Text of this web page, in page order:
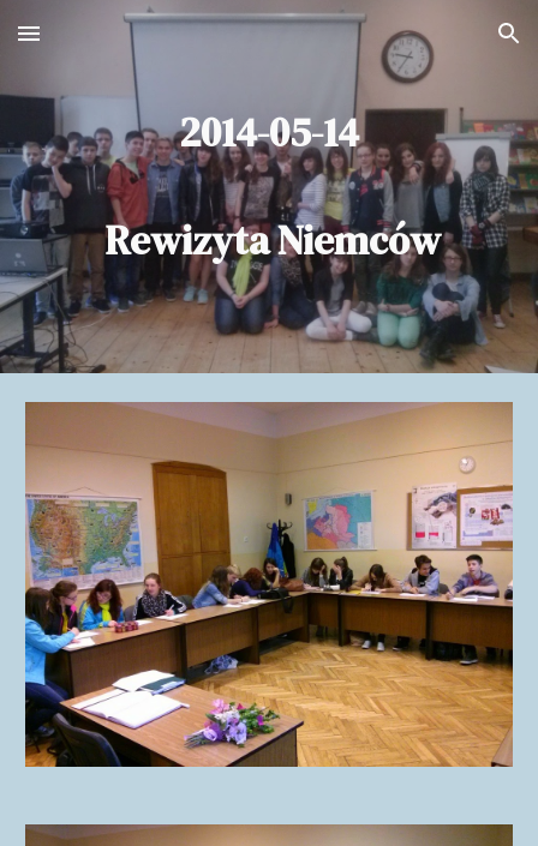
Skip to main content Skip to navigation
2014-05-14
Rewizyta Niemców